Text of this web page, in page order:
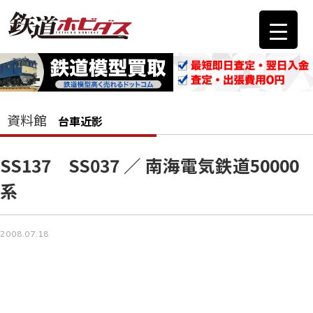
資料館 台車近影
SS137 SS037 ／ 南海電気鉄道50000
系
2008.07.18